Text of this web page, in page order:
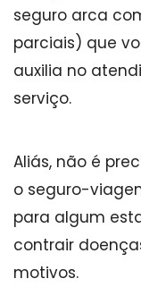
seguro arca
parciais) que
auxilia no
serviço.
Aliás, não é
o seguro-
para algum
contrair
motivos.